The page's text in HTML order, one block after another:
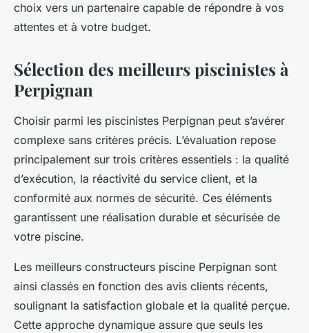
choix vers un partenaire capable de répondre à vos
attentes et à votre budget.
Sélection des meilleurs piscinistes à
Perpignan
Choisir parmi les piscinistes Perpignan peut s’avérer
complexe sans critères précis. L’évaluation repose
principalement sur trois critères essentiels : la qualité
d’exécution, la réactivité du service client, et la
conformité aux normes de sécurité. Ces éléments
garantissent une réalisation durable et sécurisée de
votre piscine.
Les meilleurs constructeurs piscine Perpignan sont
ainsi classés en fonction des avis clients récents,
soulignant la satisfaction globale et la qualité perçue.
Cette approche dynamique assure que seuls les